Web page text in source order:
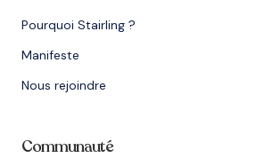
Pourquoi Stairling ?
Manifeste
Nous rejoindre
Communauté